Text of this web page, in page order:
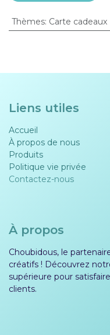
Thèmes: Carte cadeaux
Liens utiles
Accueil
À propos de nous
Produits
Politique vie privée​​
Contactez-nous
À propos
Choubidous, le
créatifs ! Découvrez
supérieure pour
clients.